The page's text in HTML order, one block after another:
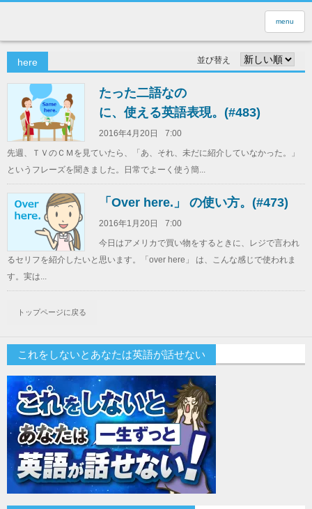
menu
here 並び替え
たった二語なの
に、使える英語表現。(#483)
2016年4月20日
7:00
先週、ＴＶのＣＭを見ていたら、「あ、それ、未だに紹介していなかった。」
というフレーズを聞きました。日常でよーく使う簡...
「Over here.」 の使い方。(#473)
2016年1月20日
7:00
今日はアメリカで買い物をするときに、レジで言われ
るセリフを紹介したいと思います。「over here」 は、こんな感じで使われま
す。実は...
トップページに戻る
これをしないとあなたは英語が話せない